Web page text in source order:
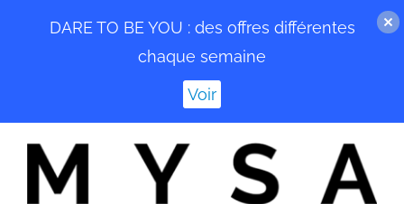
contenu
DARE TO BE YOU : des offres différentes
chaque semaine
Voir